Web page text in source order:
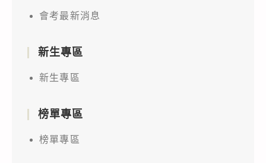
植
顯
技
營」
關
會考最新消息
新生專區
新生專區
榜單專區
榜單專區